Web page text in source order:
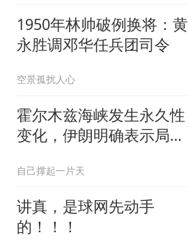
1950年林帅破例换将：黄
永胜调邓华任兵团司令
空景孤扰人心
霍尔木兹海峡发生永久性
变化，伊朗明确表示局势
自己撑起一片天
讲真，是球网先动手
的！！！